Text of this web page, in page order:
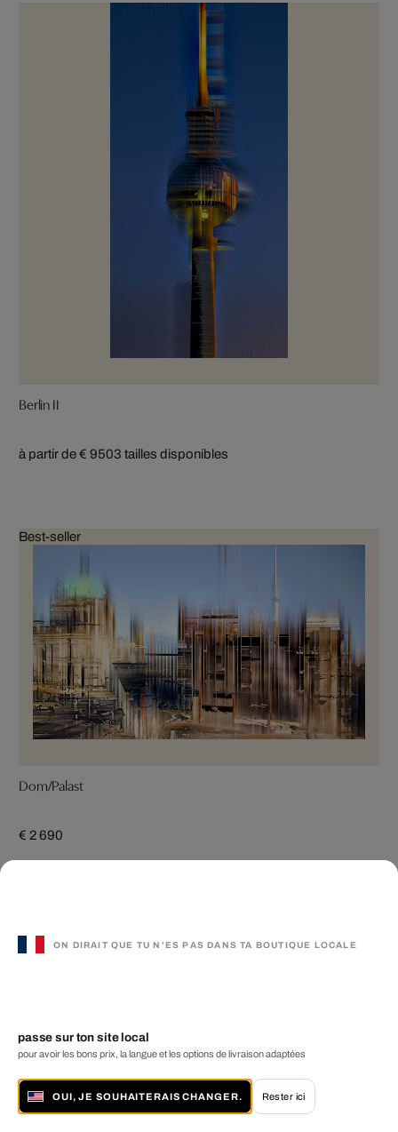
Berlin II
à partir de € 9503 tailles disponibles
Best-seller
Dom/Palast
€ 2 690
Paris Projections IV
ON DIRAIT QUE TU N'ES PAS DANS TA BOUTIQUE LOCALE
passe sur ton site local
pour avoir les bons prix, la langue et les options de livraison adaptées
OUI, JE SOUHAITERAIS CHANGER. Rester ici